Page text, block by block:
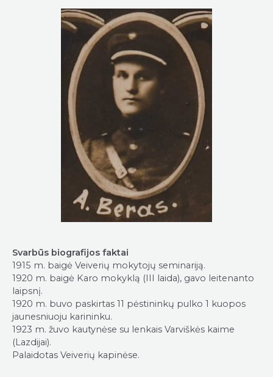
Svarbūs biografijos faktai
1915 m. baigė Veiverių mokytojų seminariją.
1920 m. baigė Karo mokyklą (III laida), gavo leitenanto
laipsnį.
1920 m. buvo paskirtas 11 pėstininkų pulko 1 kuopos
jaunesniuoju karininku.
1923 m. žuvo kautynėse su lenkais Varviškės kaime
(Lazdijai).
Palaidotas Veiverių kapinėse.